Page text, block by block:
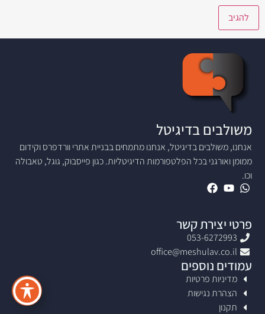
משולבים בדיגיטל
אנחנו, משולבים בדיגיטל, אנחנו מתמחים בבניית אתרי וורדפרס וקידום
ממומן ואורגני בכל הפלטפורמות הדיגיטליות. כגון פייסבוק, גוגל, טאבולה
וכו.
פרטי יצירת קשר
053-6272993
office@meshulav.co.il
עמודים נוספים
מדיניות פרטיות
הצהרת נגישות
תקנון